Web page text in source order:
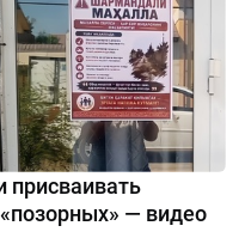
присваивать
— видео